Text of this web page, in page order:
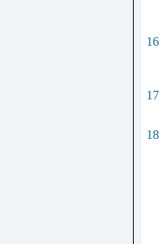
16
17
18